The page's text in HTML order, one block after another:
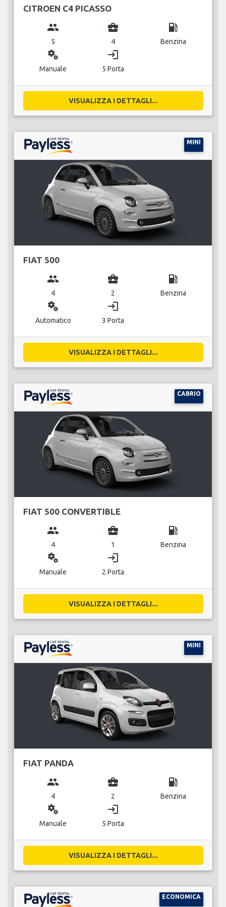
CITROEN C4 PICASSO
group
5
business_center
4
local_gas_station
Benzina
miscellaneous_services
Manuale
login
5 Porta
VISUALIZZA I DETTAGLI...
MINI
FIAT 500
group
4
business_center
2
local_gas_station
Benzina
miscellaneous_services
Automatico
login
3 Porta
VISUALIZZA I DETTAGLI...
CABRIO
FIAT 500 CONVERTIBLE
group
4
business_center
1
local_gas_station
Benzina
miscellaneous_services
Manuale
login
2 Porta
VISUALIZZA I DETTAGLI...
MINI
FIAT PANDA
group
4
business_center
2
local_gas_station
Benzina
miscellaneous_services
Manuale
login
5 Porta
VISUALIZZA I DETTAGLI...
ECONOMICA